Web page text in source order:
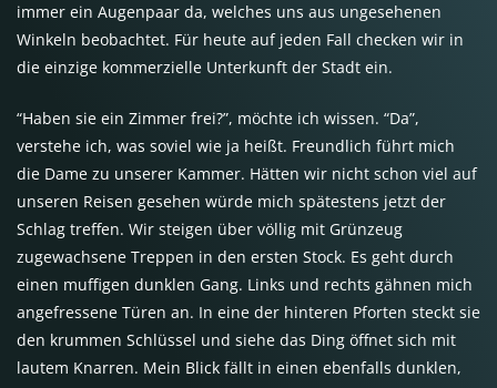
immer ein Augenpaar da, welches uns aus ungesehenen
Winkeln beobachtet. Für heute auf jeden Fall checken wir in
die einzige kommerzielle Unterkunft der Stadt ein.
“Haben sie ein Zimmer frei?”, möchte ich wissen. “Da”,
verstehe ich, was soviel wie ja heißt. Freundlich führt mich
die Dame zu unserer Kammer. Hätten wir nicht schon viel auf
unseren Reisen gesehen würde mich spätestens jetzt der
Schlag treffen. Wir steigen über völlig mit Grünzeug
zugewachsene Treppen in den ersten Stock. Es geht durch
einen muffigen dunklen Gang. Links und rechts gähnen mich
angefressene Türen an. In eine der hinteren Pforten steckt sie
den krummen Schlüssel und siehe das Ding öffnet sich mit
lautem Knarren. Mein Blick fällt in einen ebenfalls dunklen,